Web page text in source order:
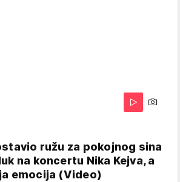
ružu za pokojnog sina
na koncertu Nika Kejva, a
emocija (Video)